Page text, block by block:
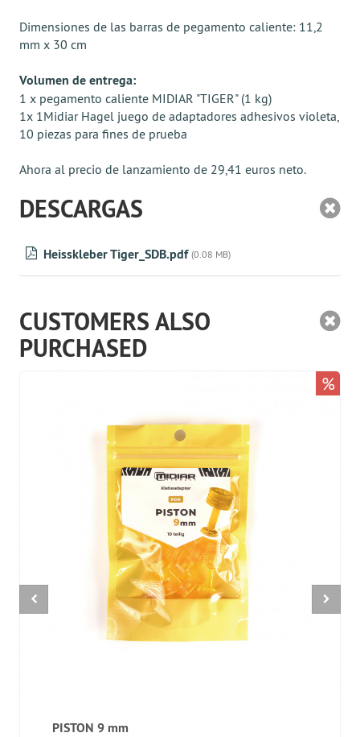
Dimensiones de las barras de pegamento caliente: 11,2
mm x 30 cm
Volumen de entrega:
1 x pegamento caliente MIDIAR "TIGER" (1 kg)
1x 1Midiar Hagel juego de adaptadores adhesivos violeta,
10 piezas para fines de prueba
Ahora al precio de lanzamiento de 29,41 euros neto.
DESCARGAS
Heisskleber Tiger_SDB.pdf (0.08 MB)
CUSTOMERS ALSO
PURCHASED
PISTON 9 mm
%